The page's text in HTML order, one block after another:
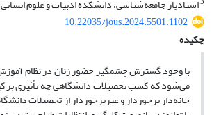
استادیار جامعه‌شناسی، دانشکده ادبیات و علوم
10.22035/jous.2024.5501.1102
چکیده
با وجود گسترش چشمگیر حضور زنان در نظام آموزش
می‌شود که کسب تحصیلات دانشگاهی چه تأثیری بر
خانه‌دار برخوردار و غیربرخوردار از تحصیلات